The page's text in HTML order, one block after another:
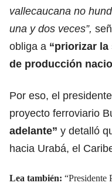
vallecaucana no
una y dos veces”,
obliga a “priorizar
de producción
Por eso, el
proyecto ferroviario
adelante” y detalló
hacia Urabá, el
Lea también: “Presidente